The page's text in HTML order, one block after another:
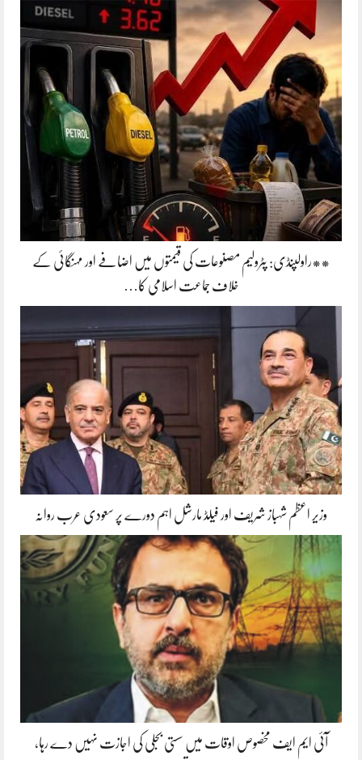
**راولپنڈی: پٹرولیم مصنوعات کی قیمتوں میں اضافے اور مہنگائی کے
خلاف جماعت اسلامی کا…
وزیر اعظم شہباز شریف اور فیلڈ مارشل اہم دورے پر سعودی عرب روانہ
آئی ایم ایف مخصوص اوقات میں سستی بجلی کی اجازت نہیں دے رہا،